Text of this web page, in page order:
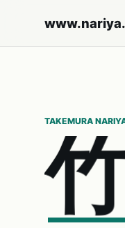
TAKEMURA
竹